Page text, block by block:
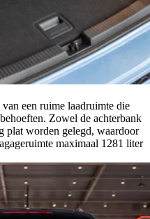
een ruime laadruimte die
Zowel de achterbank
plat worden gelegd, waardoor
maximaal 1281 liter